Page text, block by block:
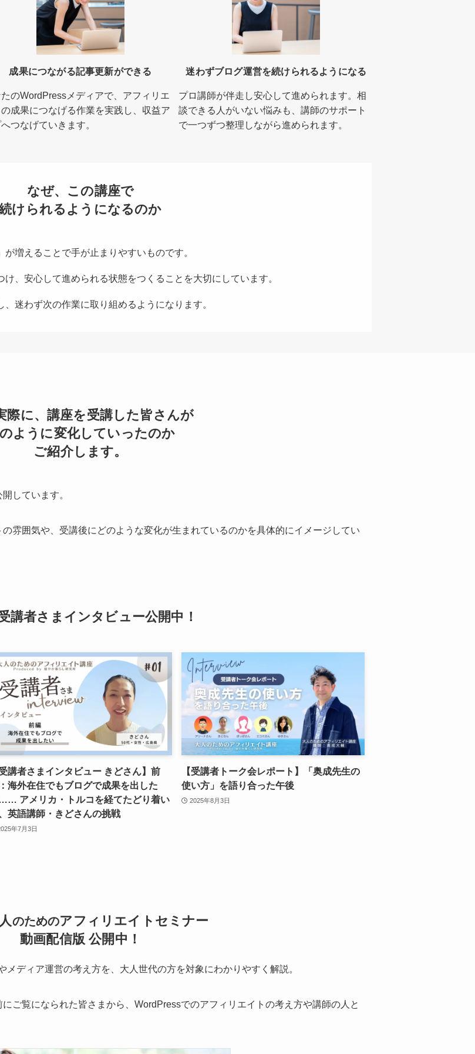
成果につながる記事更新ができる
のWordPressメディアで、アフィリエ
成果につなげる作業を実践し、収益ア
つなげていきます。
迷わずブログ運営を続けられるようになる
プロ講師が伴走し安心して進められます。相
談できる人がいない悩みも、講師のサポート
で一つずつ整理しながら進められます。
なぜ、この講座で
けられるようになるのか
増えることで手が止まりやすいものです。
、安心して進められる状態をつくることを大切にしています。
迷わず次の作業に取り組めるようになります。
際に、講座を受講した皆さんが
ように変化していったのか
ご紹介します。
しています。
雰囲気や、受講後にどのような変化が生まれているのかを具体的にイメージしてい
講者さまインタビュー公開中！
受講者さまインタビュー きどさん】前
海外在住でもブログで成果を出した
アメリカ・トルコを経てたどり着い
英語講師・きどさんの挑戦
年7月3日
【受講者トーク会レポート】「奥成先生の
使い方」を語り合った午後
2025年8月3日
のためのアフィリエイトセミナー
動画配信版 公開中！
ディア運営の考え方を、大人世代の方を対象にわかりやすく解説。
ご覧になられた皆さまから、WordPressでのアフィリエイトの考え方や講師の人と